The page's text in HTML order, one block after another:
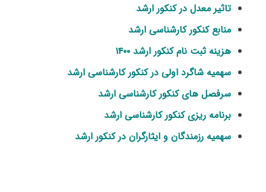
تاثیر معدل در کنکور ارشد
منابع کنکور کارشناسی ارشد
هزینه ثبت نام کنکور ارشد ۱۴۰۰
سهمیه شاگرد اولی در کنکور کارشناسی ارشد
سرفصل های کنکور کارشناسی ارشد
برنامه ریزی کنکور کارشناسی ارشد
سهمیه رزمندگان و ایثارگران در کنکور ارشد